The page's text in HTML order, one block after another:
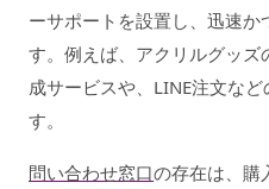
ーサポートを設置し、迅速か
す。例えば、アクリルグッ
成サービスや、LINE注文な
す。
問い合わせ窓口の存在は、購